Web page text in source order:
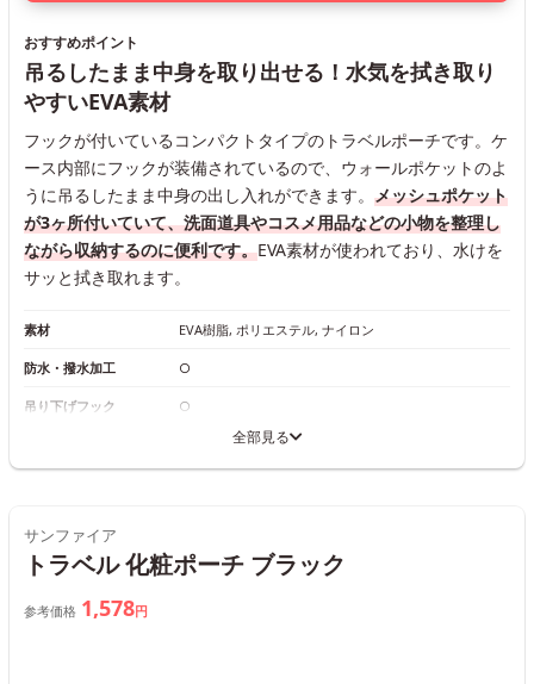
おすすめポイント
吊るしたまま中身を取り出せる！水気を拭き取り
やすいEVA素材
フックが付いているコンパクトタイプのトラベルポーチです。ケ
ース内部にフックが装備されているので、ウォールポケットのよ
うに吊るしたまま中身の出し入れができます。 メッシュポケット
が3ヶ所付いていて、洗面道具やコスメ用品などの小物を整理し
ながら収納するのに便利です。EVA素材が使われており、水けを
サッと拭き取れます。
素材 EVA樹脂, ポリエステル, ナイロン
防水・撥水加工 ○
吊り下げフック ○
全部見る
サンファイア
トラベル 化粧ポーチ ブラック
参考価格 1,578円